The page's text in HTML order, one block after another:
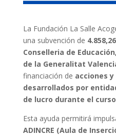
La Fundación La Salle
una subvención de
Conselleria de
de la Generalitat
financiación de acciones
desarrollados por
de lucro durante el
Esta ayuda permitirá
ADINCRE (Aula de